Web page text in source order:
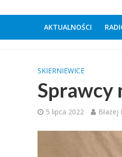
AKTUALNOŚCI
SKIERNIEWICE
Sprawcy
5 lipca 2022 Błażej